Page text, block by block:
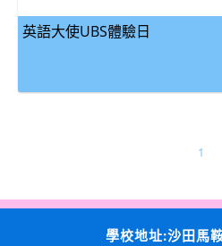
英語大使UBS體驗日
1
學校地址:沙田馬